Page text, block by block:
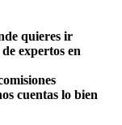
quieres ir
expertos en
cuentas lo bien